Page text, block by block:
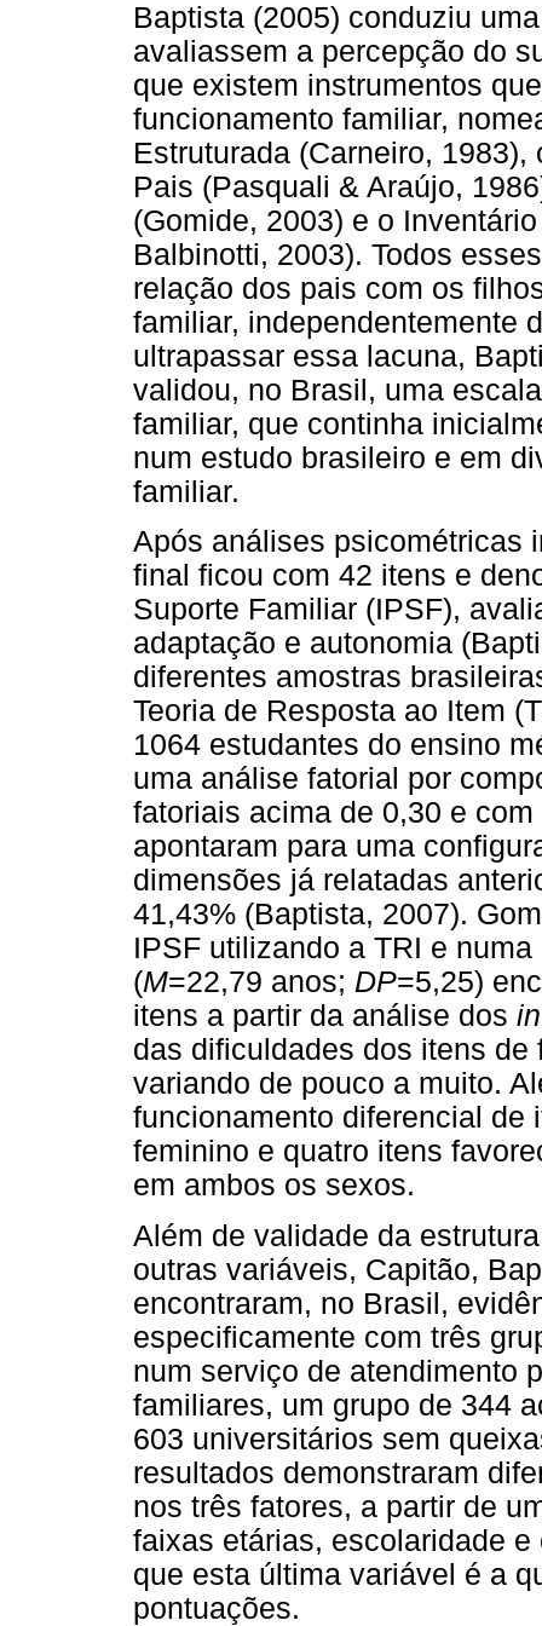
Baptista (2005) conduziu
avaliassem a percepção do
que existem instrumentos
funcionamento familiar,
Estruturada (Carneiro,
Pais (Pasquali & Araújo,
(Gomide, 2003) e o
Balbinotti, 2003). Todos
relação dos pais com os
familiar, independentemente
ultrapassar essa lacuna,
validou, no Brasil, uma
familiar, que continha
num estudo brasileiro e em
familiar.
Após análises psicométricas
final ficou com 42 itens e
Suporte Familiar (IPSF),
adaptação e autonomia
diferentes amostras
Teoria de Resposta ao Item
1064 estudantes do ensino
uma análise fatorial por
fatoriais acima de 0,30 e
apontaram para uma
dimensões já relatadas
41,43% (Baptista, 2007).
IPSF utilizando a TRI e
(M=22,79 anos; DP=5,25)
itens a partir da análise dos
das dificuldades dos itens
variando de pouco a muito.
funcionamento diferencial de
feminino e quatro itens
em ambos os sexos.
Além de validade da
outras variáveis, Capitão,
encontraram, no Brasil,
especificamente com três
num serviço de atendimento
familiares, um grupo de 344
603 universitários sem
resultados demonstraram
nos três fatores, a partir de
faixas etárias, escolaridade
que esta última variável é a
pontuações.